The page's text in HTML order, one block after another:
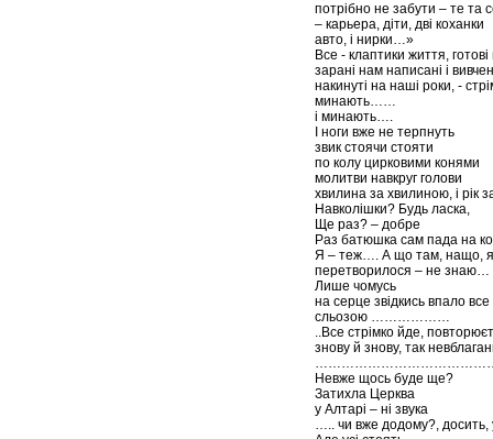
потрібно не забути – те та
– карьера, діти, дві коханки
авто, і нирки…»
Все - клаптики життя, готові
зарані нам написані і
накинуті на наші роки, -
минають……
і минають….
І ноги вже не терпнуть
звик стоячи стояти
по колу цирковими конями
молитви навкруг голови
хвилина за хвилиною, і рік
Навколішки? Будь ласка,
Ще раз? – добре
Раз батюшка сам пада на
Я – теж…. А що там, нащо,
перетворилося – не знаю…
Лише чомусь
на серце звідкись впало
сльозою ………………
..Все стрімко йде,
знову й знову, так
Невже щось буде ще?
Затихла Церква
у Алтарі – ні звука
….. чи вже додому?, досить,